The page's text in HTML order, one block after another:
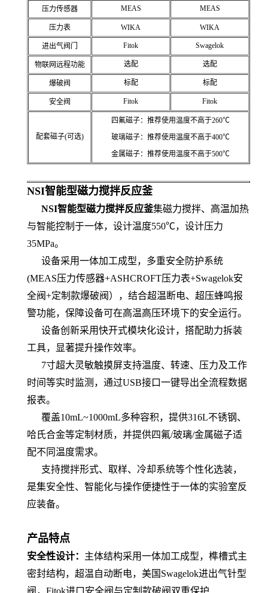
压力传感器 MEAS MEAS
压力表 WIKA WIKA
进出气阀门 Fitok Swagelok
物联网远程功能 选配 选配
爆破阀 标配 标配
安全阀 Fitok Fitok
配套磁子(可选)
四氟磁子：推荐使用温度不高于260℃
玻璃磁子：推荐使用温度不高于400℃
金属磁子：推荐使用温度不高于500℃
NSI智能型磁力搅拌反应釜
NSI智能型磁力搅拌反应釜集磁力搅拌、高温加热
与智能控制于一体， 设计温度550℃，设计压力
35MPa。
设备采用一体加工成型， 多重安全防护系统
(MEAS压力传感器+ASHCROFT压力表+Swagelok安
全阀+定制 款爆破阀 ）， 结合超温断电、超压蜂鸣报
警功能，保障设备可在高温高压环境下的安全运行。
设备创新采用快开式模块化设计，搭配助力拆装
工具，显著提升操作效率。
7寸超大灵敏触摸屏支持温度、转速、压力及工作
时间等实时监测，通过USB接口一键导出全流程数据
报表。
覆盖10mL~1000mL多种容积，提供316L不锈钢、
哈氏合金等定制材质，并提供四氟/玻璃/金属磁子适
配不同温度需求。
支持搅拌形式、取样、冷却系统等个性化选装，
是集安全性、智能化与操作便捷性于一体的实验室反
应装备。
产品特点
安全性设计： 主体结构采用一体加工成型，榫槽式主
密封结构，超温自动断电，美国Swagelok进出气针型